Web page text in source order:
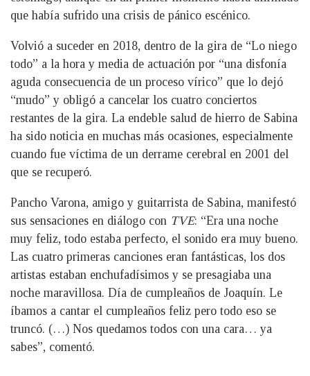
que había sufrido una crisis de pánico escénico.
Volvió a suceder en 2018, dentro de la gira de “Lo niego
todo” a la hora y media de actuación por “una disfonía
aguda consecuencia de un proceso vírico” que lo dejó
“mudo” y obligó a cancelar los cuatro conciertos
restantes de la gira. La endeble salud de hierro de Sabina
ha sido noticia en muchas más ocasiones, especialmente
cuando fue víctima de un derrame cerebral en 2001 del
que se recuperó.
Pancho Varona, amigo y guitarrista de Sabina, manifestó
sus sensaciones en diálogo con TVE: “Era una noche
muy feliz, todo estaba perfecto, el sonido era muy bueno.
Las cuatro primeras canciones eran fantásticas, los dos
artistas estaban enchufadísimos y se presagiaba una
noche maravillosa. Día de cumpleaños de Joaquín. Le
íbamos a cantar el cumpleaños feliz pero todo eso se
truncó. (…) Nos quedamos todos con una cara… ya
sabes”, comentó.